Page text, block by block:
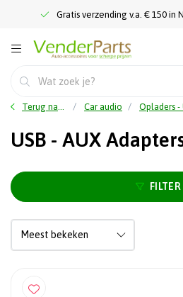
Gratis verzending v.a. € 150 in
Terug naar home Car audio
USB - AUX
FILTER